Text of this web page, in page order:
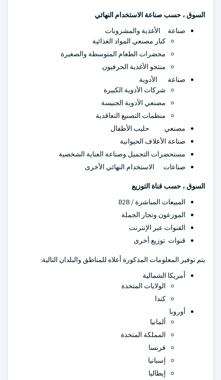
السوق ، حسب صناعة الاستخدام النهائي
صناعة الأغذية والمشروبات
كبار مصنعي المواد الغذائية
محضرات الطعام المتوسطة والصغيرة
منتجو الأغذية الحرفيون
صناعة الأدوية
شركات الأدوية الكبيرة
مصنعي الأدوية الجنيسة
منظمات التصنيع التعاقدية
مصنعي حليب الأطفال
صناعة الأعلاف الحيوانية
مستحضرات التجميل وصناعة العناية الشخصية
صناعات الاستخدام النهائي الأخرى
السوق ، حسب قناة التوزيع
المبيعات المباشرة / B2B
الموزعون وتجار الجملة
القنوات عبر الإنترنت
قنوات توزيع أخرى
يتم توفير المعلومات المذكورة أعلاه للمناطق والبلدان التالية:
أمريكا الشمالية
الولايات المتحدة
كندا
أوروبا
ألمانيا
المملكة المتحدة
فرنسا
إسبانيا
إيطاليا